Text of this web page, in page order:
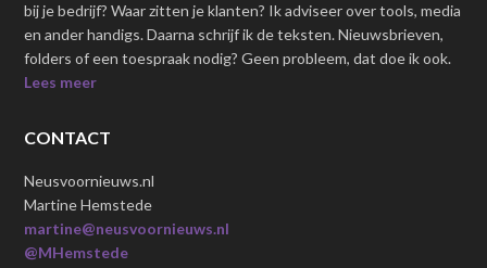
bij je bedrijf? Waar zitten je klanten? Ik adviseer over tools, media
en ander handigs. Daarna schrijf ik de teksten. Nieuwsbrieven,
folders of een toespraak nodig? Geen probleem, dat doe ik ook.
Lees meer
CONTACT
Neusvoornieuws.nl
Martine Hemstede
martine@neusvoornieuws.nl
@MHemstede